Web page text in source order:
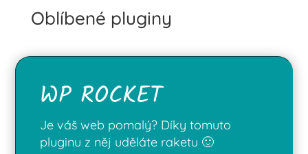
Oblíbené pluginy
WP ROCKET
Je váš web pomalý? Díky tomuto
pluginu z něj uděláte raketu 🙂